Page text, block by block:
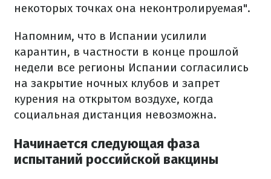
некоторых точках она неконтролируемая".
Напомним, что в Испании усилили
карантин, в частности в конце прошлой
недели все регионы Испании согласились
на закрытие ночных клубов и запрет
курения на открытом воздухе, когда
социальная дистанция невозможна.
Начинается следующая фаза
испытаний российской вакцины